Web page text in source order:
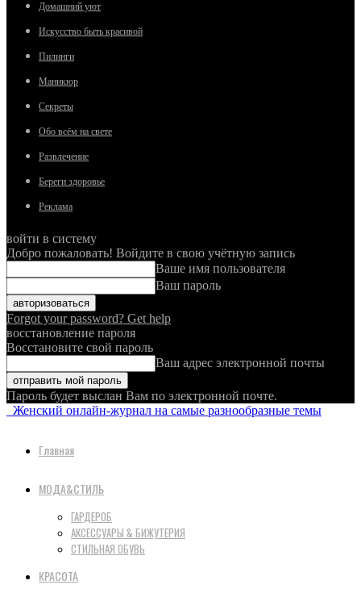
Домашний уют
Искусство быть красивой
Пилинги
Маникюр
Секреты
Обо всём на свете
Развлечение
Береги здоровье
Реклама
войти в систему
Добро пожаловать! Войдите в свою учётную запись
Ваше имя пользователя
Ваш пароль
Forgot your password? Get help
восстановление пароля
Восстановите свой пароль
Ваш адрес электронной почты
Пароль будет выслан Вам по электронной почте.
Женский онлайн-журнал на самые разнообразные темы
Главная
МОДА&СТИЛЬ
ГАРДЕРОБ
АКСЕССУАРЫ & БИЖУТЕРИЯ
СТИЛЬНАЯ ОБУВЬ
КРАСОТА